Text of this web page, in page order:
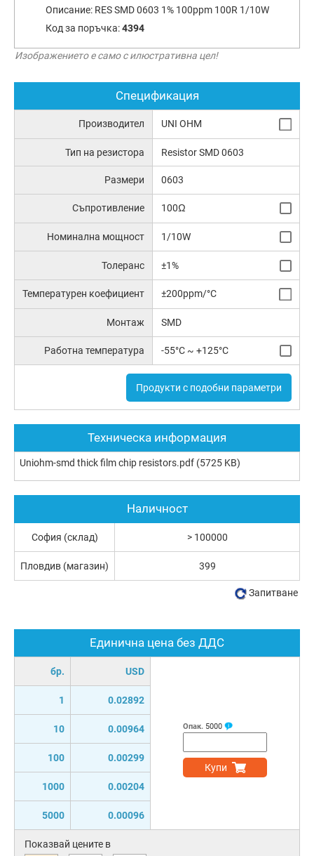
Описание: RES SMD 0603 1% 100ppm 100R 1/10W
Код за поръчка:4394
Изображението е само с илюстративна цел!
Спецификация
Производител UNI OHM
Тип на резистора Resistor SMD 0603
Размери 0603
Съпротивление 100Ω
Номинална мощност 1/10W
Толеранс ±1%
Температурен коефициент ±200ppm/°C
Монтаж SMD
Работна температура -55°C ~ +125°C
Продукти с подобни параметри
Техническа информация
Uniohm-smd thick film chip resistors.pdf (5725 KB)
Единична цена без ДДС
бр. USD
1 0.02892
10 0.00964
100 0.00299
1000 0.00204
5000 0.00096
Опак. 5000
Купи
Показвай цените в
Наличност
София (склад) > 100000
Пловдив (магазин) 399
Запитване